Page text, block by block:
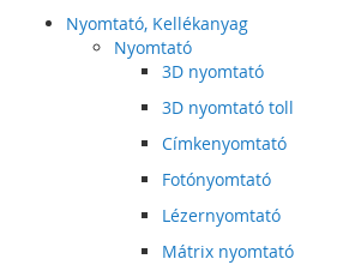
Nyomtató, Kellékanyag
Nyomtató
3D nyomtató
3D nyomtató toll
Címkenyomtató
Fotónyomtató
Lézernyomtató
Mátrix nyomtató